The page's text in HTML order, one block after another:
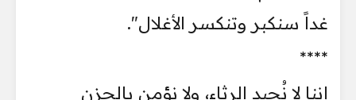
غداً سنكبر وتنكسر الأغلال".
****
إننا لا نُجيد الرثاء، ولا نؤمن بالحزن